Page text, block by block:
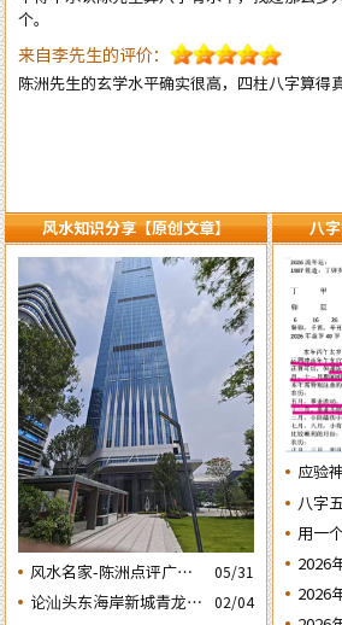
陈洲先生的玄学水平确实很高，四柱八字算得真
风水知识分享【原创文章】
风水名家-陈洲点评广州
广交会芭洲交易中心大楼
的风水态势
05/31
论汕头东海岸新城青龙白
02/04
八
应验
午流
果
八字
用一
论断
2026
年运
期
2026
年运